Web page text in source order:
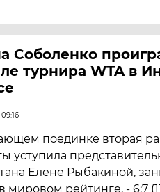
Соболенко
турнира WTA в
поединке вторая
уступила
Елене Рыбакиной,
мировом рейтинге, - 6:7